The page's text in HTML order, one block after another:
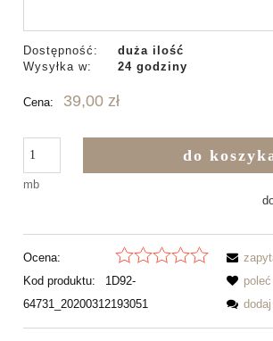
Dostępność:
duża ilość
Wysyłka w:
24 godziny
Cena: 39,00 zł
mb
do
Ocena:
Kod produktu:
1D92-
64731_20200312193051